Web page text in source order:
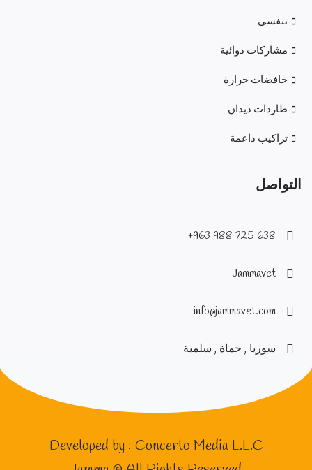
تنفسي
مشاركات دوائية
خافضات حرارة
طاردات ديدان
تراكيب داعمة
التواصل
638 725 988 963+
Jammavet
info@jammavet.com
سوريا , حماة , سلمية
Developed by : Concerto Media L.L.C